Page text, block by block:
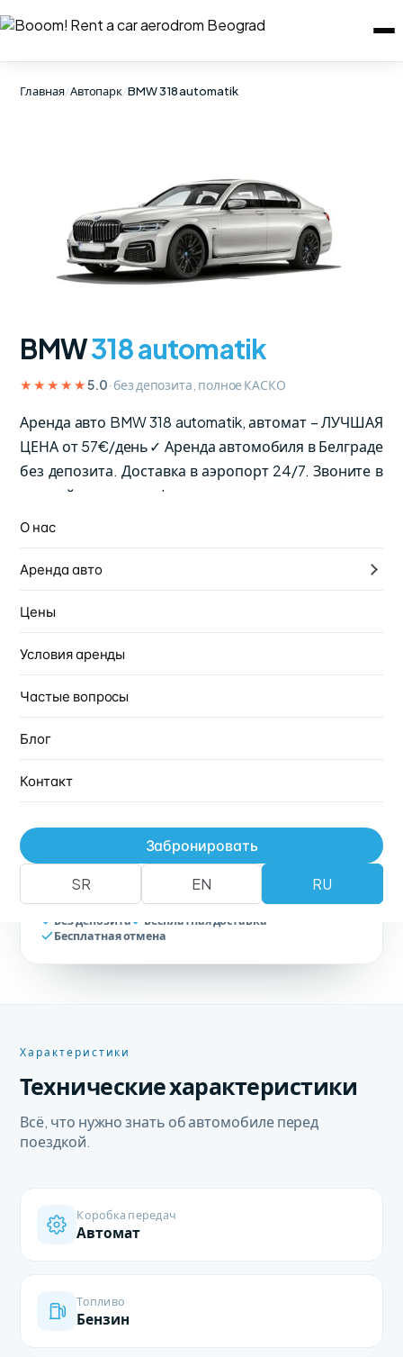
О нас
Аренда авто
Цены
Условия аренды
Частые вопросы
Блог
Контакт
Забронировать
SR EN RU
Главная/Автопарк/BMW 318 automatik
BMW318 automatik
★★★★★5.0· без депозита, полное КАСКО
Аренда авто BMW 318 automatik, автомат – ЛУЧШАЯ
ЦЕНА от 57€/день✓ Аренда автомобиля в Белграде
без депозита. Доставка в аэропорт 24/7. Звоните в
лучший прокат авто!
€57/ день
включены в цену.
Автомат
Получение
Забронировать автомобиль
Без депозита
Бесплатная доставка
Бесплатная отмена
Характеристики
Технические характеристики
Всё, что нужно знать об автомобиле перед
поездкой.
Коробка передач
Автомат
Топливо
Бензин